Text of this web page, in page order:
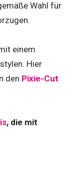
Wahl für
einem
Hier
den Pixie-Cut
, die mit